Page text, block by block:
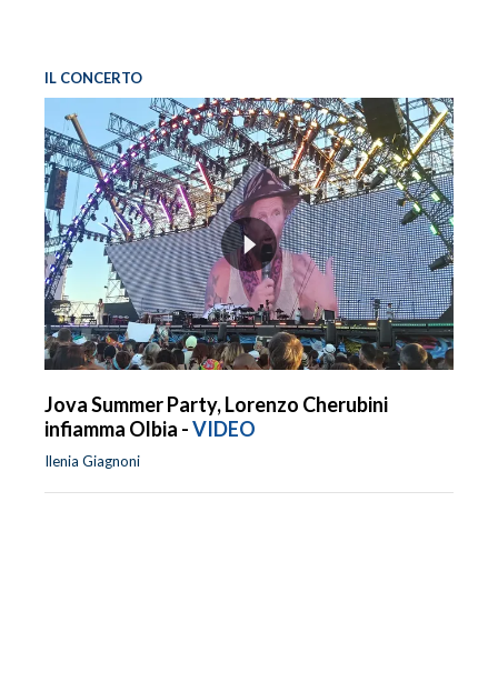
IL CONCERTO
Jova Summer Party, Lorenzo Cherubini
infiamma Olbia -VIDEO
Ilenia Giagnoni